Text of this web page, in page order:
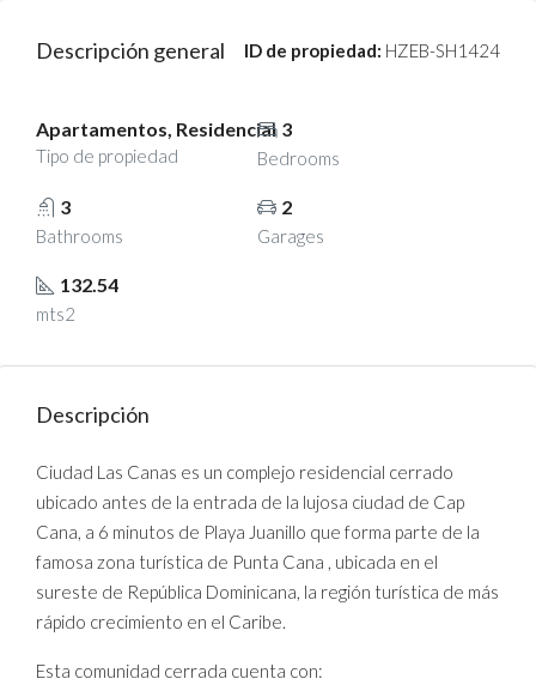
Descripción general ID de propiedad: HZEB-SH1424
Apartamentos, Residencial
Tipo de propiedad
3
Bedrooms
3
Bathrooms
2
Garages
132.54
mts2
Descripción
Ciudad Las Canas es un complejo residencial cerrado
ubicado antes de la entrada de la lujosa ciudad de Cap
Cana, a 6 minutos de Playa Juanillo que forma parte de la
famosa zona turística de Punta Cana , ubicada en el
sureste de República Dominicana, la región turística de más
rápido crecimiento en el Caribe.
Esta comunidad cerrada cuenta con: